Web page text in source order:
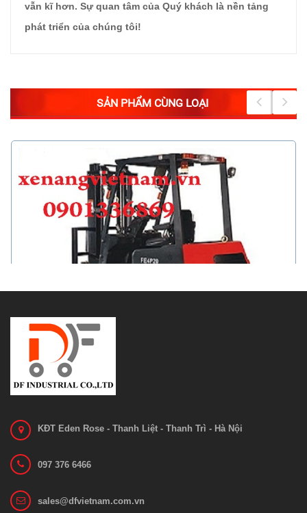
vẫn kĩ hơn. Sự quan tâm của Quý khách là nền tảng
phát triển của chúng tôi!
SẢN PHẨM CÙNG LOẠI
Xe Nâng Điện Ngồi Lái 4 bánh tải 1600/2...
KĐT Eden Rose - Thanh Liệt - Thanh Trì - Hà Nội
097 376 6466
sales@dfvietnam.com.vn